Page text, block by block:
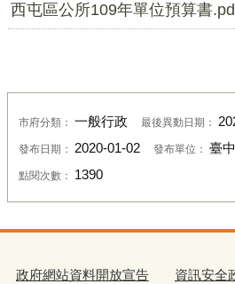
西屯區公所109年單位預算書
市府分類： 一般行政 最後異動日期：
發布日期： 2020-01-02 發布單位： 臺
點閱次數： 1390
政府網站資料開放宣告 資訊安全